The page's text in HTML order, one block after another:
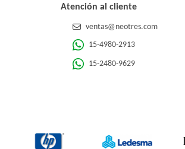
Atención al cliente
ventas@neotres.com
15-4980-2913
15-2480-9629